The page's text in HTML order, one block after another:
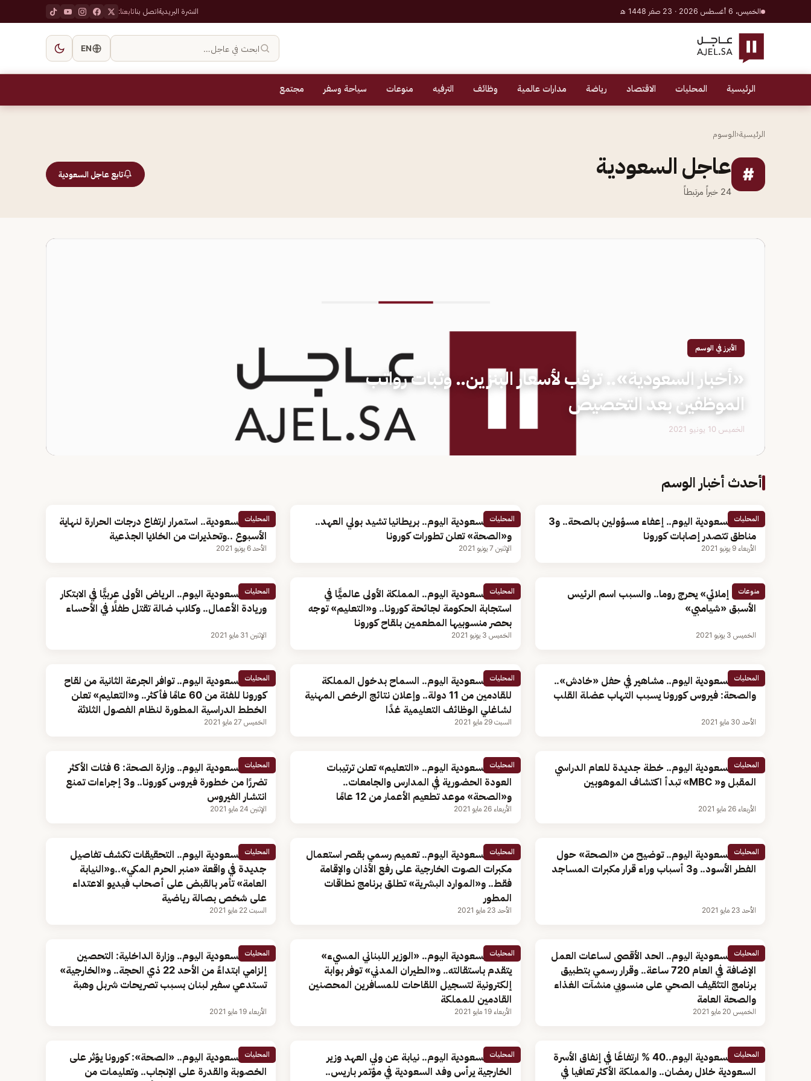
الخميس، 6 أغسطس 2026 · 23 صفر 1448 هـ النشرة البريديةاتصل بناتابعنا:
ابحث في عاجل… EN
الرئيسية المحليات الاقتصاد رياضة مدارات عالمية وظائف الترفيه منوعات سياحة وسفر مجتمع
الرئيسية‹الوسوم
# عاجل السعودية
24 خبراً مرتبطاً
تابع عاجل السعودية
الأبرز في الوسم
«أخبار السعودية».. ترقب لأسعار البنزين.. وثبات رواتب
الموظفين بعد التخصيص
الخميس 10 يونيو 2021
أحدث أخبار الوسم
المحليات
أخبار السعودية اليوم.. إعفاء مسؤولين بالصحة.. و3
مناطق تتصدر إصابات كورونا
الأربعاء 9 يونيو 2021
المحليات
أخبار السعودية اليوم.. بريطانيا تشيد بولي العهد..
و«الصحة» تعلن تطورات كورونا
الإثنين 7 يونيو 2021
المحليات
أخبار السعودية.. استمرار ارتفاع درجات الحرارة لنهاية
الأسبوع ..وتحذيرات من الخلايا الجذعية
الأحد 6 يونيو 2021
منوعات
«خطأ إملائي» يحرج روما.. والسبب اسم الرئيس
الأسبق «شيامبي»
الخميس 3 يونيو 2021
المحليات
أخبار السعودية اليوم.. المملكة الأولى عالميًّا في
استجابة الحكومة لجائحة كورونا.. و«التعليم» توجه
بحصر منسوبيها المطعمين بلقاح كورونا
الخميس 3 يونيو 2021
المحليات
أخبار السعودية اليوم.. الرياض الأولى عربيًّا في الابتكار
وريادة الأعمال.. وكلاب ضالة تقتل طفلًا في الأحساء
الإثنين 31 مايو 2021
المحليات
أخبار السعودية اليوم.. مشاهير في حفل «خادش»..
والصحة: فيروس كورونا يسبب التهاب عضلة القلب
الأحد 30 مايو 2021
المحليات
أخبار السعودية اليوم.. السماح بدخول المملكة
للقادمين من 11 دولة.. وإعلان نتائج الرخص المهنية
لشاغلي الوظائف التعليمية غدًا
السبت 29 مايو 2021
المحليات
أخبار السعودية اليوم.. توافر الجرعة الثانية من لقاح
كورونا للفئة من 60 عامًا فأكثر.. و«التعليم» تعلن
الخطط الدراسية المطورة لنظام الفصول الثلاثة
الخميس 27 مايو 2021
المحليات
أخبار السعودية اليوم.. خطة جديدة للعام الدراسي
المقبل و« MBC» تبدأ اكتشاف الموهوبين
الأربعاء 26 مايو 2021
المحليات
أخبار السعودية اليوم.. «التعليم» تعلن ترتيبات
العودة الحضورية في المدارس والجامعات..
و«الصحة» موعد تطعيم الأعمار من 12 عامًا
الأربعاء 26 مايو 2021
المحليات
أخبار السعودية اليوم.. وزارة الصحة: 6 فئات الأكثر
تضررًا من خطورة فيروس كورونا.. و3 إجراءات تمنع
انتشار الفيروس
الإثنين 24 مايو 2021
المحليات
أخبار السعودية اليوم.. توضيح من «الصحة» حول
الفطر الأسود.. و3 أسباب وراء قرار مكبرات المساجد
الأحد 23 مايو 2021
المحليات
أخبار السعودية اليوم.. تعميم رسمي بقصر استعمال
مكبرات الصوت الخارجية على رفع الأذان والإقامة
فقط.. و«الموارد البشرية» تطلق برنامج نطاقات
المطور
الأحد 23 مايو 2021
المحليات
أخبار السعودية اليوم.. التحقيقات تكشف تفاصيل
جديدة في واقعة «منبر الحرم المكي»..و«النيابة
العامة» تأمر بالقبض على أصحاب فيديو الاعتداء
على شخص بصالة رياضية
السبت 22 مايو 2021
المحليات
أخبار السعودية اليوم.. الحد الأقصى لساعات العمل
الإضافة في العام 720 ساعة.. وقرار رسمي بتطبيق
برنامج التثقيف الصحي على منسوبي منشآت الغذاء
والصحة العامة
الخميس 20 مايو 2021
المحليات
أخبار السعودية اليوم.. «الوزير اللبناني المسيء»
يتقدم باستقالته.. و«الطيران المدني» توفر بوابة
إلكترونية لتسجيل اللقاحات للمسافرين المحصنين
القادمين للمملكة
الأربعاء 19 مايو 2021
المحليات
أخبار السعودية اليوم.. وزارة الداخلية: التحصين
إلزامي ابتداءً من الأحد 22 ذي الحجة.. و«الخارجية»
تستدعي سفير لبنان بسبب تصريحات شربل وهبة
الأربعاء 19 مايو 2021
المحليات
أخبار السعودية اليوم..40 % ارتفاعًا في إنفاق الأسرة
السعودية خلال رمضان.. والمملكة الأكثر تعافيا في
المحليات
أخبار السعودية اليوم.. نيابة عن ولي العهد وزير
الخارجية يرأس وفد السعودية في مؤتمر باريس..
المحليات
أخبار السعودية اليوم.. «الصحة»: كورونا يؤثر على
الخصوبة والقدرة على الإنجاب.. وتعليمات من